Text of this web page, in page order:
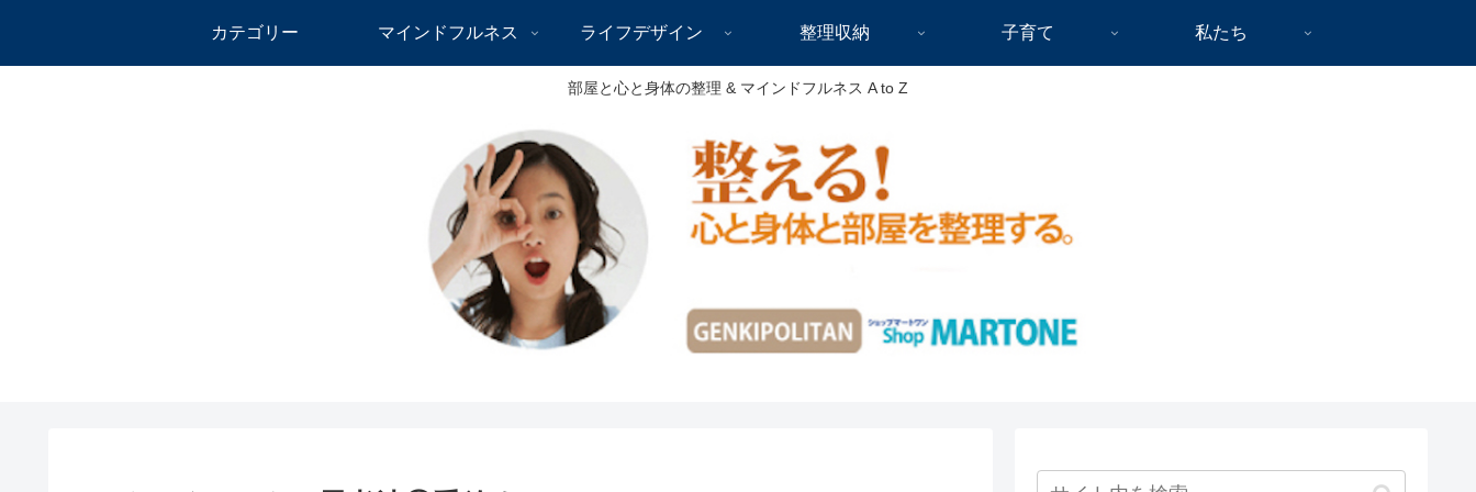
部屋と心と身体の整理 & マインドフルネス A to Z
カテゴリー マインドフルネス ライフデザイン 整理収納 子育て 私たち